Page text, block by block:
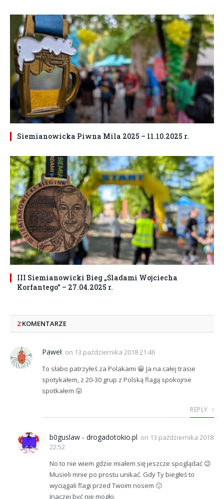
Siemianowicka Piwna Mila 2025 – 11.10.2025 r.
III Siemianowicki Bieg „Śladami Wojciecha
Korfantego” – 27.04.2025 r.
2 KOMENTARZE
Paweł on 13 października 2018 21:46
To słabo patrzyłeś za Polakami 😀 Ja na całej trasie
spotykałem, z 20-30 grup z Polską flagą spokojnie
spotkałem 😛
REPLY
b0guslaw - drogadotokio.pl on 13 października 2018
22:52
No to nie wiem gdzie miałem się jeszcze spoglądać 😉
Musieli mnie po prostu unikać. Gdy Ty biegłeś to
wyciągali flagi przed Twoim nosem 🙂
Inaczej być nie mogło.